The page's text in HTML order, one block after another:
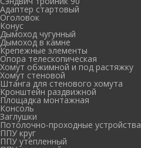
Адаптер стартовый
Оголовок
Конус
Дымоход чугунный
Дымоход в камне
Крепежные элементы
Опора телескопическая
Хомут обжимной и под растяжку
Хомут стеновой
Штанга для стенового хомута
Кронштейн раздвижной
Площадка монтажная
Консоль
Заглушки
Потолочно-проходные устройства
ППУ круг
ППУ утепленный